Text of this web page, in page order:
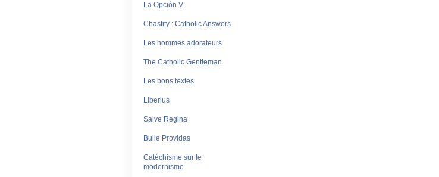
La Opción V
Chastity : Catholic Answers
Les hommes adorateurs
The Catholic Gentleman
Les bons textes
Liberius
Salve Regina
Bulle Providas
Catéchisme sur le
modernisme